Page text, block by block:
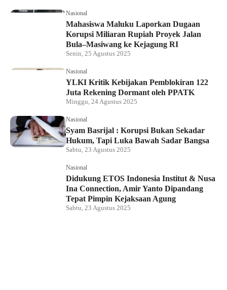
Nasional
Mahasiswa Maluku Laporkan Dugaan
Korupsi Miliaran Rupiah Proyek Jalan
Bula–Masiwang ke Kejagung RI
Senin, 25 Agustus 2025
Nasional
YLKI Kritik Kebijakan Pemblokiran 122
Juta Rekening Dormant oleh PPATK
Minggu, 24 Agustus 2025
Nasional
Syam Basrijal : Korupsi Bukan Sekadar
Hukum, Tapi Luka Bawah Sadar Bangsa
Sabtu, 23 Agustus 2025
Nasional
Didukung ETOS Indonesia Institut & Nusa
Ina Connection, Amir Yanto Dipandang
Tepat Pimpin Kejaksaan Agung
Sabtu, 23 Agustus 2025